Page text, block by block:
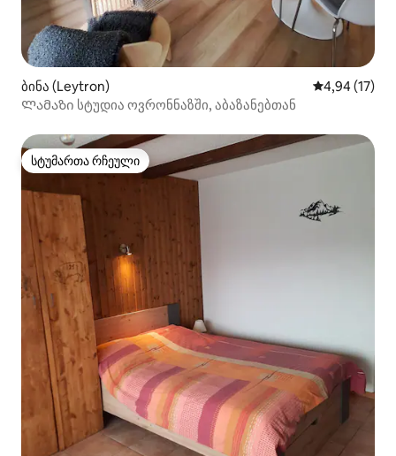
ბინა (Leytron) საშუალო
4,94 (17)
Ლამაზი სტუდია ოვრონნაზში, აბაზანებთან
სტუმართა რჩეული
სტუმართა რჩეული